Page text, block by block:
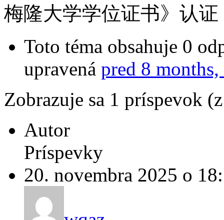
梅隆大学学位证书》认
Toto téma obsahuje 0
upravená pred 8 months,
Zobrazuje sa 1 príspevok
Autor
Príspevky
20. novembra 2025 o